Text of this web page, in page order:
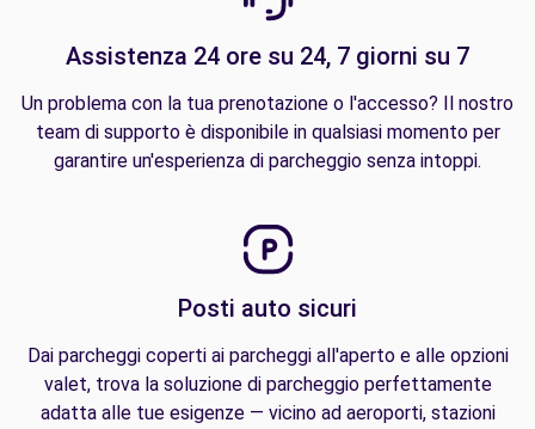
Assistenza 24 ore su 24, 7 giorni su 7
Un problema con la tua prenotazione o l'accesso? Il nostro
team di supporto è disponibile in qualsiasi momento per
garantire un'esperienza di parcheggio senza intoppi.
Posti auto sicuri
Dai parcheggi coperti ai parcheggi all'aperto e alle opzioni
valet, trova la soluzione di parcheggio perfettamente
adatta alle tue esigenze — vicino ad aeroporti, stazioni